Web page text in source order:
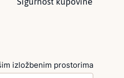
izložbenim prostorima